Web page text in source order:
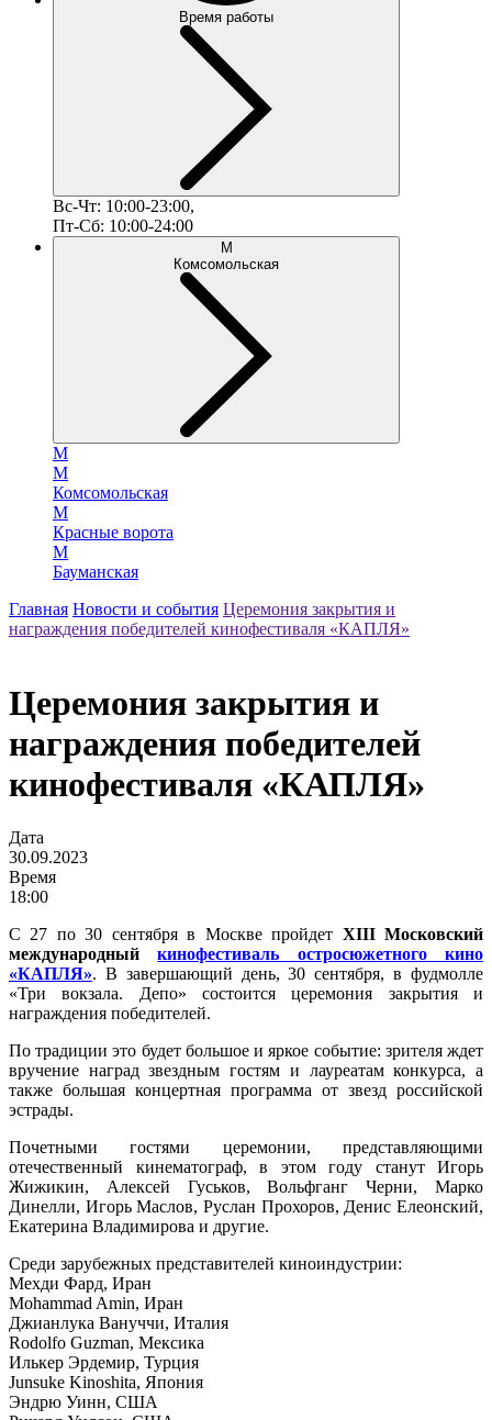
Время работы
Вс-Чт: 10:00-23:00,
Пт-Сб: 10:00-24:00
М
Комсомольская
М
М
Комсомольская
М
Красные ворота
М
Бауманская
Главная Новости и события Церемония закрытия и
награждения победителей кинофестиваля «КАПЛЯ»
Церемония закрытия и
награждения победителей
кинофестиваля «КАПЛЯ»
Дата
30.09.2023
Время
18:00
С 27 по 30 сентября в Москве пройдет XIII Московский
международныйкинофестиваль остросюжетного кино
«КАПЛЯ». В завершающий день, 30 сентября, в фудмолле
«Три вокзала. Депо» состоится церемония закрытия и
награждения победителей.
По традиции это будет большое и яркое событие: зрителя ждет
вручение наград звездным гостям и лауреатам конкурса, а
также большая концертная программа от звезд российской
эстрады.
Почетными гостями церемонии, представляющими
отечественный кинематограф, в этом году станут Игорь
Жижикин, Алексей Гуськов, Вольфганг Черни, Марко
Динелли, Игорь Маслов, Руслан Прохоров, Денис Елеонский,
Екатерина Владимирова и другие.
Среди зарубежных представителей киноиндустрии:
Мехди Фард, Иран
Mohammad Amin, Иран
Джианлука Вануччи, Италия
Rodolfo Guzman, Мексика
Илькер Эрдемир, Турция
Junsuke Kinoshita, Япония
Эндрю Уинн, США